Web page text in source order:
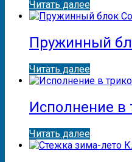
Читать далее
Пружинный
Читать далее
Исполнение в
Читать далее